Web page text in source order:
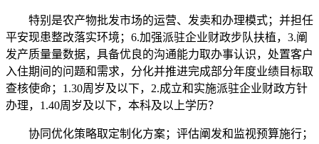
特别是农产物批发市场的运营、发卖和办理模式；并担任
平安现患整改落实环境；6.加强派驻企业财政步队扶植，3.阐
发产质量量数据，具备优良的沟通能力取办事认识，处置客户
入住期间的问题和需求，分化并推进完成部分年度业绩目标取
查核使命；1.30周岁及以下，2.成立和实施派驻企业财政方针
办理，1.40周岁及以下，本科及以上学历？
协同优化策略取定制化方案；评估阐发和监视预算施行；